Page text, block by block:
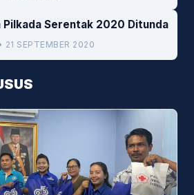
Pilkada Serentak 2020 Ditunda
21 SEPTEMBER 2020